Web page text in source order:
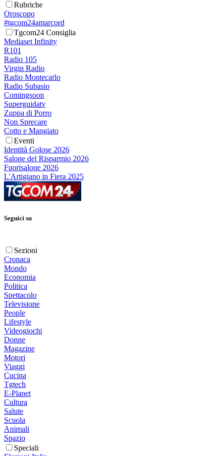
Rubriche
Oroscopo
#tgcom24amarcord
Tgcom24 Consiglia
Mediaset Infinity
R101
Radio 105
Virgin Radio
Radio Montecarlo
Radio Subasio
Comingsoon
Superguidatv
Zuppa di Porro
Non Sprecare
Cotto e Mangiato
Eventi
Identità Golose 2026
Salone del Risparmio 2026
Fuorisalone 2026
L'Artigiano in Fiera 2025
Seguici su
Sezioni
Cronaca
Mondo
Economia
Politica
Spettacolo
Televisione
People
Lifestyle
Videogiochi
Donne
Magazine
Motori
Viaggi
Cucina
Tgtech
E-Planet
Cultura
Salute
Scuola
Animali
Spazio
Speciali